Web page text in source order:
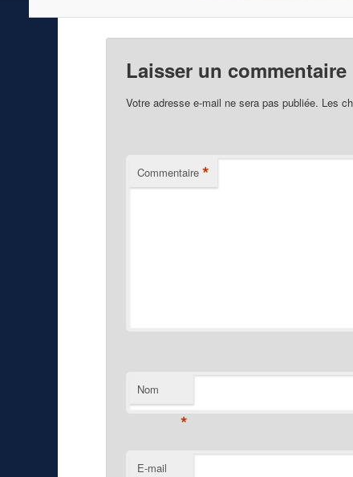
Laisser un commentaire
Votre adresse e-mail ne sera pas publiée. Les
Commentaire *
Nom
*
E-mail